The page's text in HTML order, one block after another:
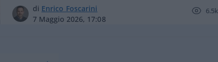
di Enrico Foscarini
7 Maggio 2026, 17:08
6.5k